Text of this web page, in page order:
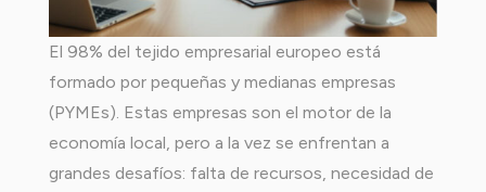
El 98% del tejido empresarial europeo está
formado por pequeñas y medianas empresas
(PYMEs). Estas empresas son el motor de la
economía local, pero a la vez se enfrentan a
grandes desafíos: falta de recursos, necesidad de